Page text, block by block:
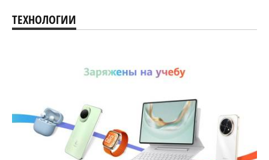
ТЕХНОЛОГИИ